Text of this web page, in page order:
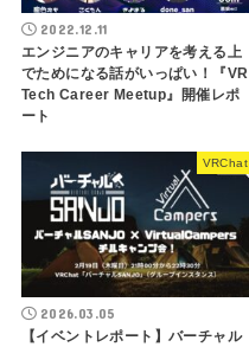
2022.12.11
エンジニアのキャリアを考える上
でためになる話がいっぱい！『VR
Tech Career Meetup』開催レポ
ート
VRChat
2026.03.05
【イベントレポート】バーチャル